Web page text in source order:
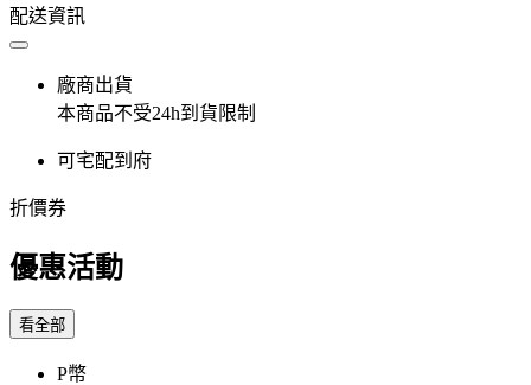
配送資訊
廠商出貨
本商品不受24h到貨限制
可宅配到府
折價券
優惠活動
看全部
P幣